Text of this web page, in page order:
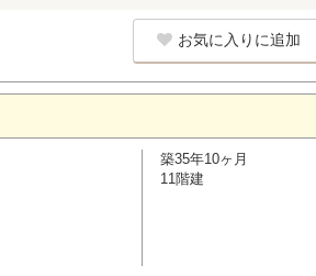
お気に入りに追加
築35年10ヶ月
11階建